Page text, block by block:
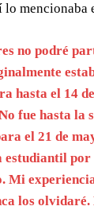
mencionaba
no podré
hasta el 14
fue hasta la
el 21 de
Mi
los olvidaré.